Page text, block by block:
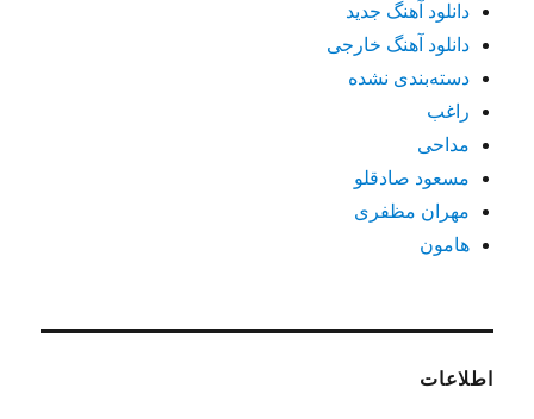
دانلود آهنگ جدید
دانلود آهنگ خارجی
دسته‌بندی نشده
راغب
مداحی
مسعود صادقلو
مهران مظفری
هامون
اطلاعات